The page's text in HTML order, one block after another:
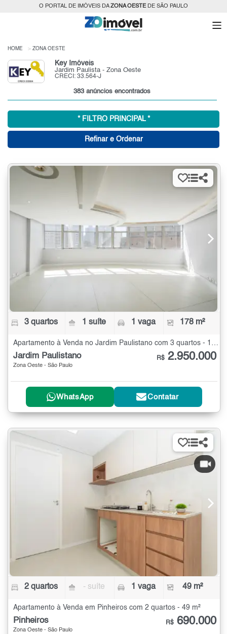
O PORTAL DE IMÓVEIS DAZONA OESTEDE SÃO PAULO
HOME ZONA OESTE
Key Imóveis
Jardim Paulista - Zona Oeste
CRECI: 33.564-J
383 anúncios encontrados
* FILTRO PRINCIPAL *
Refinar e Ordenar
3 quartos 1 suíte 1 vaga 178 m²
Apartamento à Venda no Jardim Paulistano com 3 quartos - 178 m²
Jardim Paulistano
Zona Oeste - São Paulo
R$ 2.950.000
WhatsApp Contatar
2 quartos - suíte 1 vaga 49 m²
Apartamento à Venda em Pinheiros com 2 quartos - 49 m²
Pinheiros
Zona Oeste - São Paulo
R$ 690.000